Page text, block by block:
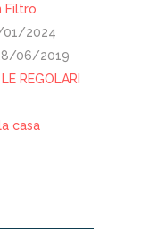
Filtro
01/2024
06/2019
REGOLARI
casa